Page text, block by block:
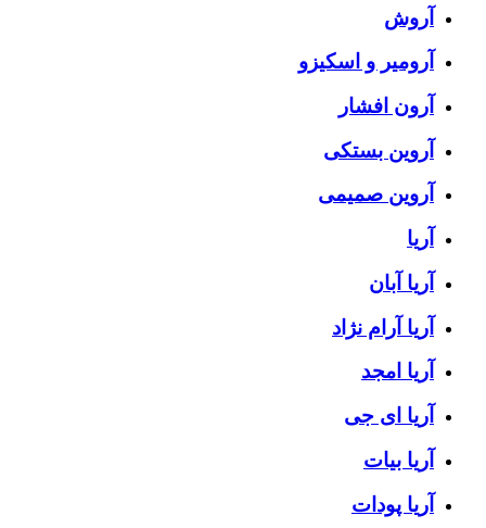
آروش
آرومیر و اسکیزو
آرون افشار
آروین بستکی
آروین صمیمی
آریا
آریا آبان
آریا آرام نژاد
آریا امجد
آریا ای جی
آریا بیات
آریا پودات